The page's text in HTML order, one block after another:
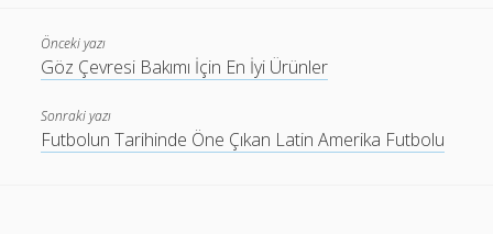
Önceki yazı
Göz Çevresi Bakımı İçin En İyi Ürünler
Sonraki yazı
Futbolun Tarihinde Öne Çıkan Latin Amerika Futbolu